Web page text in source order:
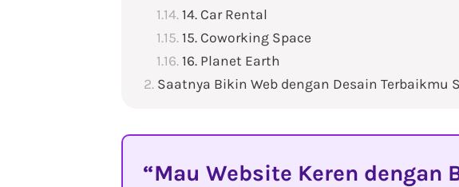
14. Car Rental
15. Coworking Space
16. Planet Earth
Saatnya Bikin Web dengan Desain Terbaikmu
Mau Website Keren dengan